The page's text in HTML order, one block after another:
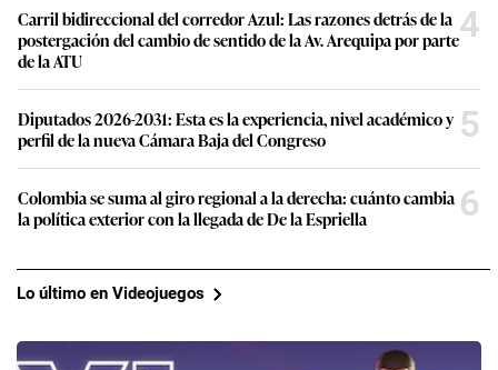
Carril bidireccional del corredor Azul: Las razones detrás de la
postergación del cambio de sentido de la Av. Arequipa por parte
de la ATU
4
Diputados 2026-2031: Esta es la experiencia, nivel académico y
perfil de la nueva Cámara Baja del Congreso
5
Colombia se suma al giro regional a la derecha: cuánto cambia
la política exterior con la llegada de De la Espriella
6
Lo último en Videojuegos